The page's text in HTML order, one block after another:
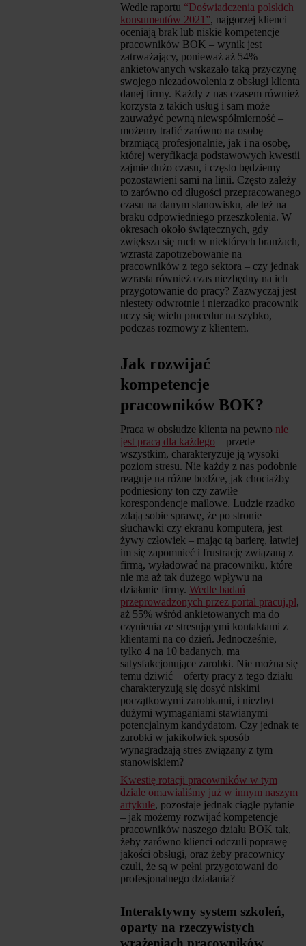
Wedle raportu “Doświadczenia polskich
konsumentów 2021”, najgorzej klienci
oceniają brak lub niskie kompetencje
pracowników BOK – wynik jest
zatrważający, ponieważ aż 54%
ankietowanych wskazało taką przyczynę
swojego niezadowolenia z obsługi klienta
danej firmy. Każdy z nas czasem również
korzysta z takich usług i sam może
zauważyć pewną niewspółmierność –
możemy trafić zarówno na osobę
brzmiącą profesjonalnie, jak i na osobę,
której weryfikacja podstawowych kwestii
zajmie dużo czasu, i często będziemy
pozostawieni sami na linii. Często zależy
to zarówno od długości przepracowanego
czasu na danym stanowisku, ale też na
braku odpowiedniego przeszkolenia. W
okresach około świątecznych, gdy
zwiększa się ruch w niektórych branżach,
wzrasta zapotrzebowanie na
pracowników z tego sektora – czy jednak
wzrasta również czas niezbędny na ich
przygotowanie do pracy? Zazwyczaj jest
niestety odwrotnie i nierzadko pracownik
uczy się wielu procedur na szybko,
podczas rozmowy z klientem.
Jak rozwijać
kompetencje
pracowników BOK?
Praca w obsłudze klienta na pewno nie
jest pracą dla każdego – przede
wszystkim, charakteryzuje ją wysoki
poziom stresu. Nie każdy z nas podobnie
reaguje na różne bodźce, jak chociażby
podniesiony ton czy zawiłe
korespondencje mailowe. Ludzie rzadko
zdają sobie sprawę, że po stronie
słuchawki czy ekranu komputera, jest
żywy człowiek – mając tą barierę, łatwiej
im się zapomnieć i frustrację związaną z
firmą, wyładować na pracowniku, które
nie ma aż tak dużego wpływu na
działanie firmy. Wedle badań
przeprowadzonych przez portal pracuj.pl,
aż 55% wśród ankietowanych ma do
czynienia ze stresującymi kontaktami z
klientami na co dzień. Jednocześnie,
tylko 4 na 10 badanych, ma
satysfakcjonujące zarobki. Nie można się
temu dziwić – oferty pracy z tego działu
charakteryzują się dosyć niskimi
początkowymi zarobkami, i niezbyt
dużymi wymaganiami stawianymi
potencjalnym kandydatom. Czy jednak te
zarobki w jakikolwiek sposób
wynagradzają stres związany z tym
stanowiskiem?
Kwestię rotacji pracowników w tym
dziale omawialiśmy już w innym naszym
artykule, pozostaje jednak ciągle pytanie
– jak możemy rozwijać kompetencje
pracowników naszego działu BOK tak,
żeby zarówno klienci odczuli poprawę
jakości obsługi, oraz żeby pracownicy
czuli, że są w pełni przygotowani do
profesjonalnego działania?
Interaktywny system szkoleń,
oparty na rzeczywistych
wrażeniach pracowników